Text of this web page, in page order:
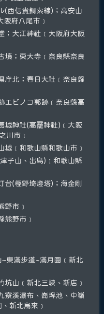
(西信貴鋼索線)；高安山
阪府八尾市﹞
；大江神社﹝大阪府大阪
墳；東大寺﹝奈良縣奈良
庁北；春日大社﹝奈良縣
エビノコ郭跡﹝奈良縣高
城神社(高龗神社)﹝大阪
川市﹞
﹝和歌山縣和歌山市﹞
子山、出島)﹝和歌山縣
(樫野埼燈塔)；海金剛
野市﹞
熊野市﹞
東滿步道~滿月圓﹝新北
山﹝新北三峽、新店﹞
寮溪瀑布、崙埤池、中嶺
新北烏來﹞